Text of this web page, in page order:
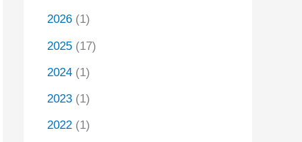
2026 (1)
2025 (17)
2024 (1)
2023 (1)
2022 (1)